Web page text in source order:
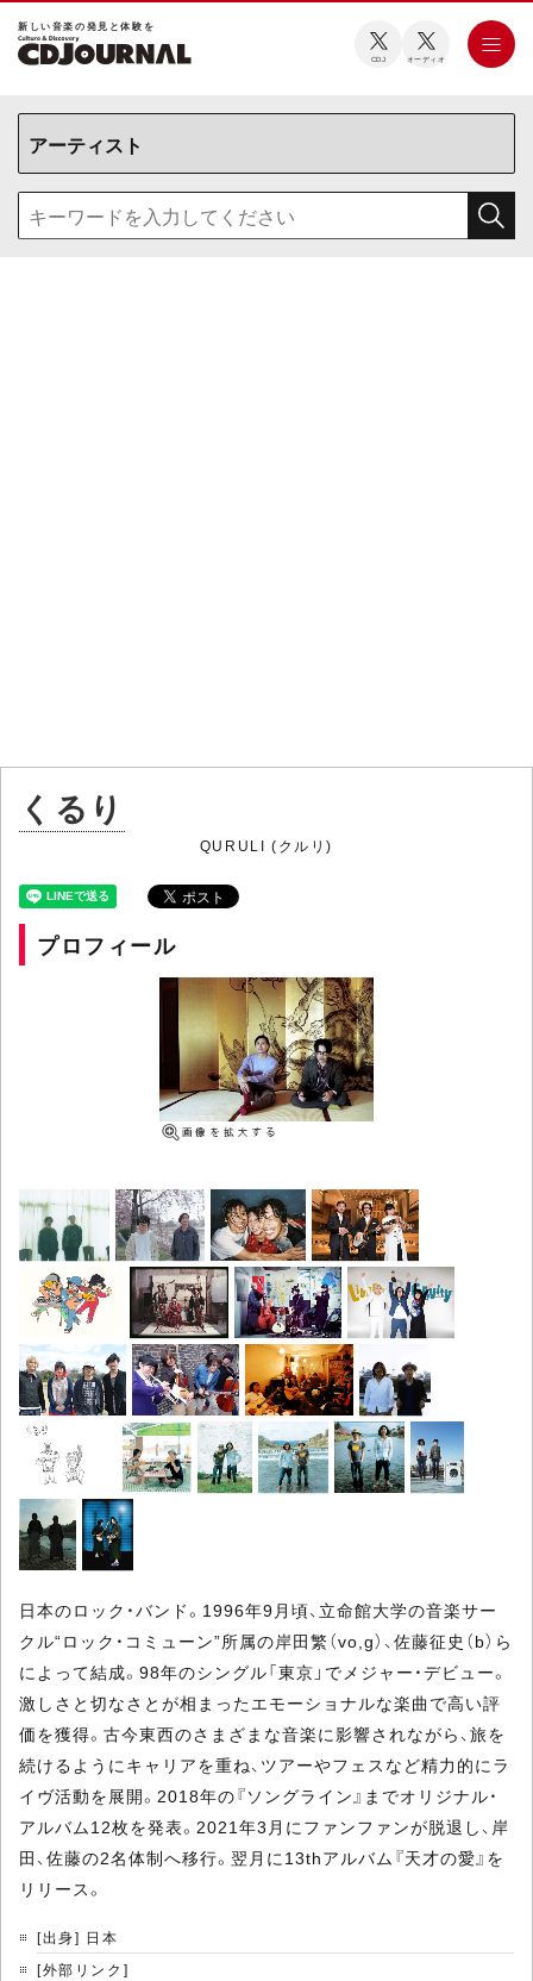
新しい⾳楽の発⾒と体験を
CDJ オーディオ
くるり
QURULI (クルリ)
プロフィール
日本のロック・バンド。1996年9月頃、立命館大学の音楽サー
クル“ロック・コミューン”所属の岸田繁（vo,g）、佐藤征史（b）ら
によって結成。98年のシングル「東京」でメジャー・デビュー。
激しさと切なさとが相まったエモーショナルな楽曲で高い評
価を獲得。古今東西のさまざまな音楽に影響されながら、旅を
続けるようにキャリアを重ね、ツアーやフェスなど精力的にラ
イヴ活動を展開。2018年の『ソングライン』までオリジナル・
アルバム12枚を発表。2021年3月にファンファンが脱退し、岸
田、佐藤の2名体制へ移行。翌月に13thアルバム『天才の愛』を
リリース。
[出身] 日本
[外部リンク]